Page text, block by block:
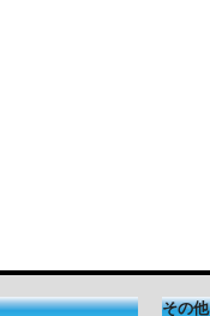
その他